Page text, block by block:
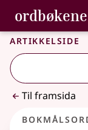
Gå til
Tilgjenge
Bokmålsordboka og
Artikkelside
Til framsida